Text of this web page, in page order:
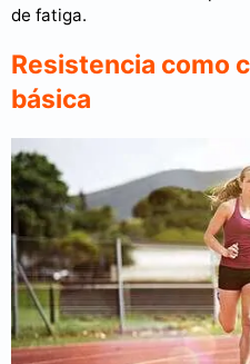
de fatiga.
Resistencia como
básica